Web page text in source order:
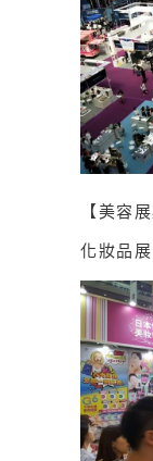
【美容
化妝品